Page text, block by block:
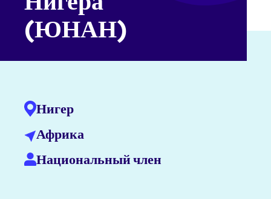
(ЮНАН)
Нигер
Африка
Национальный член